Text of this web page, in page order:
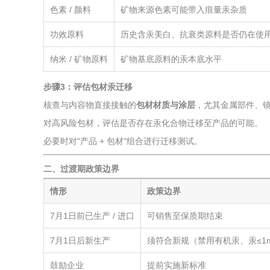
色素 / 颜料 矿物来源色素可能带入痕量汞杂质
功效原料 历史含汞美白、抗衰类原料是否仍在使
纳米 / 矿物原料 矿物基底原料的汞本底水平
步骤3：评估包材汞迁移
核查与内容物直接接触的包材材质与涂层 ，尤其金属部件、
对高风险包材，评估是否存在汞化合物迁移至产品的可能。
必要时对"产品 + 包材"组合进行迁移测试。
二、过渡期政策边界
情形 政策边界
7月1日前已生产 / 进口 可销售至保质期结束
7月1日后新生产 须符合新规（禁用有机汞、汞
鼓励企业 提前实施新标准